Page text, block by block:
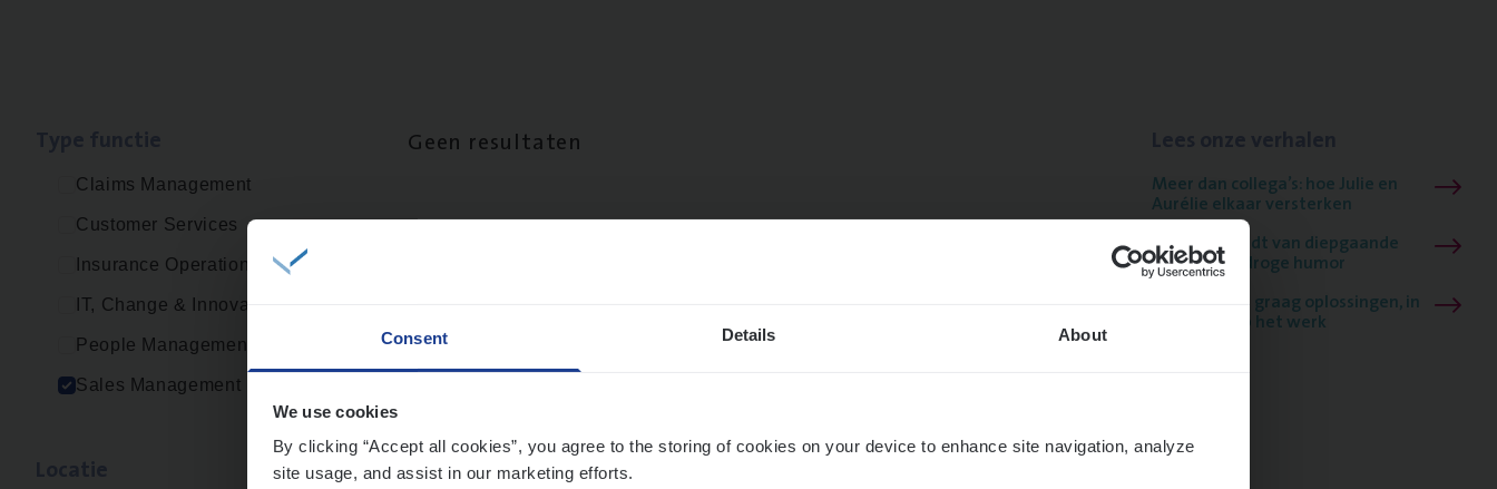
Consent Details About
We use cookies
By clicking “Accept all cookies”, you agree to the storing of cookies on your device to enhance site navigation, analyze
site usage, and assist in our marketing efforts.
Claims Management
Customer Services
Insurance Operations
IT, Change & Innovation
People Management
Sales Management
Geen resultaten
Meer dan collega’s: hoe Julie en
Aurélie elkaar versterken
Mathias houdt van diepgaande
dossiers én droge humor
Thalia zoekt graag oplossingen, in
games én op het werk